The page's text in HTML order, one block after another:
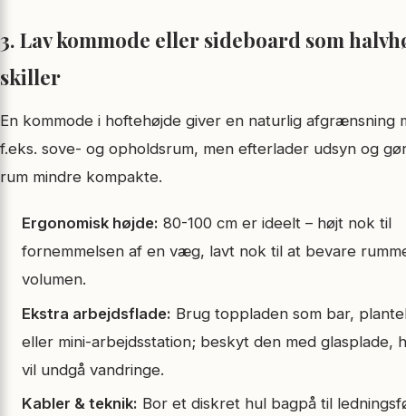
3. Lav kommode eller sideboard som
skiller
En kommode i hoftehøjde giver en naturlig afgrænsning
f.eks. sove- og opholdsrum, men efterlader udsyn og
rum mindre kompakte.
Ergonomisk højde: 80-100 cm er ideelt – højt nok til
fornemmelsen af en væg, lavt nok til at bevare
volumen.
Ekstra arbejdsflade: Brug toppladen som bar,
eller mini-arbejdsstation; beskyt den med glasplade,
vil undgå vandringe.
Kabler & teknik: Bor et diskret hul bagpå til